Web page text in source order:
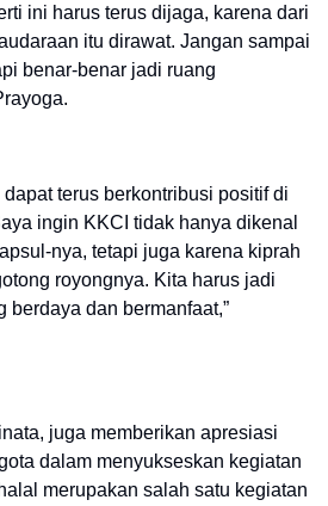
ini harus terus dijaga, karena dari
itu dirawat. Jangan sampai
benar-benar jadi ruang
terus berkontribusi positif di
ingin KKCI tidak hanya dikenal
nya, tetapi juga karena kiprah
royongnya. Kita harus jadi
berdaya dan bermanfaat,”
juga memberikan apresiasi
dalam menyukseskan kegiatan
merupakan salah satu kegiatan